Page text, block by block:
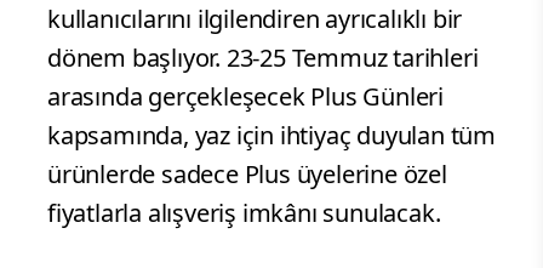
kullanıcılarını ilgilendiren ayrıcalıklı bir
dönem başlıyor. 23-25 Temmuz tarihleri
arasında gerçekleşecek Plus Günleri
kapsamında, yaz için ihtiyaç duyulan tüm
ürünlerde sadece Plus üyelerine özel
fiyatlarla alışveriş imkânı sunulacak.